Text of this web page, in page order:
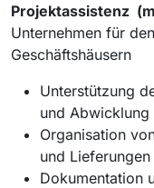
Projektassistenz
Unternehmen für
Geschäftshäusern
Unterstützung
und
Organisation
und Lieferungen
Dokumentation